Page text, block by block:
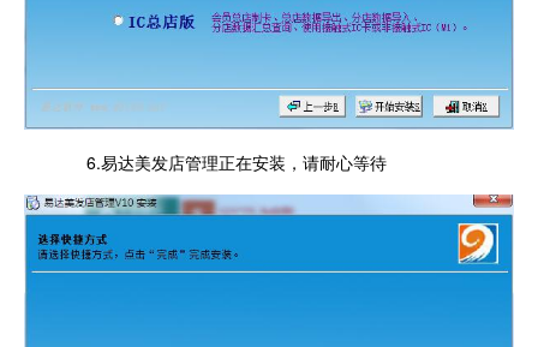
6.易达美发店管理正在安装，请耐心等待